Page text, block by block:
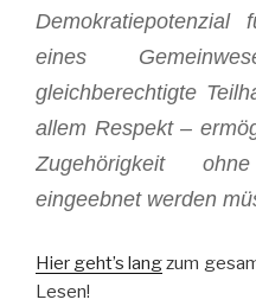
eines
gleichberechtigte
allem Respekt –
Zugehörigkeit
eingeebnet werden
Hier geht’s langzum
Lesen!